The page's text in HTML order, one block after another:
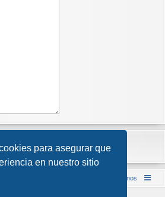
para asegurar que
en nuestro sitio
Lanza Wargames Contáctenos